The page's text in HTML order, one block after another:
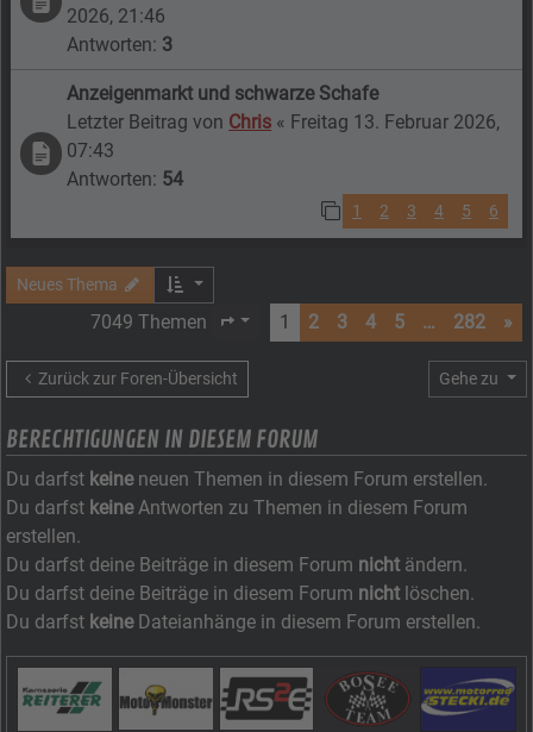
2026, 21:46
Antworten: 3
Anzeigenmarkt und schwarze Schafe
Letzter Beitrag von Chris « Freitag 13. Februar 2026,
07:43
Antworten: 54
1 2 3 4 5 6
Neues Thema
7049 Themen Seite von282
1 2 3 4 5 … 282 »
Zurück zur Foren-Übersicht Gehe zu
BERECHTIGUNGEN IN DIESEM FORUM
Du darfst keineneuen Themen in diesem Forum erstellen.
Du darfst keineAntworten zu Themen in diesem Forum
erstellen.
Du darfst deine Beiträge in diesem Forum nicht ändern.
Du darfst deine Beiträge in diesem Forum nicht löschen.
Du darfst keineDateianhänge in diesem Forum erstellen.